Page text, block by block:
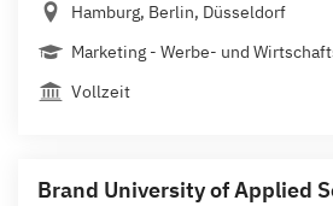
Hamburg, Berlin, Düsseldorf
Marketing - Werbe- und
Vollzeit
Brand University of Applied